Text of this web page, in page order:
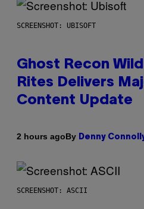
SCREENSHOT: UBISOFT
Ghost Recon
Rites Delivers
Content Update
2 hours agoBy Denny
SCREENSHOT: ASCII